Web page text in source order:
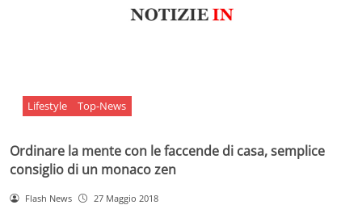
Lifestyle Top-News
Ordinare la mente con le faccende di casa, semplice
consiglio di un monaco zen
Flash News 27 Maggio 2018